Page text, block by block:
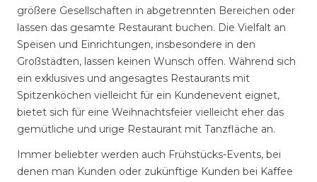
größere Gesellschaften in abgetrennten Bereichen oder
lassen das gesamte Restaurant buchen. Die Vielfalt an
Speisen und Einrichtungen, insbesondere in den
Großstädten, lassen keinen Wunsch offen. Während sich
ein exklusives und angesagtes Restaurants mit
Spitzenköchen vielleicht für ein Kundenevent eignet,
bietet sich für eine Weihnachtsfeier vielleicht eher das
gemütliche und urige Restaurant mit Tanzfläche an.
Immer beliebter werden auch Frühstücks-Events, bei
denen man Kunden oder zukünftige Kunden bei Kaffee